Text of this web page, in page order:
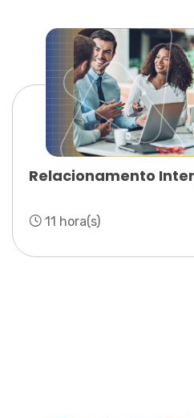
Relacionamento
11 hora(s)